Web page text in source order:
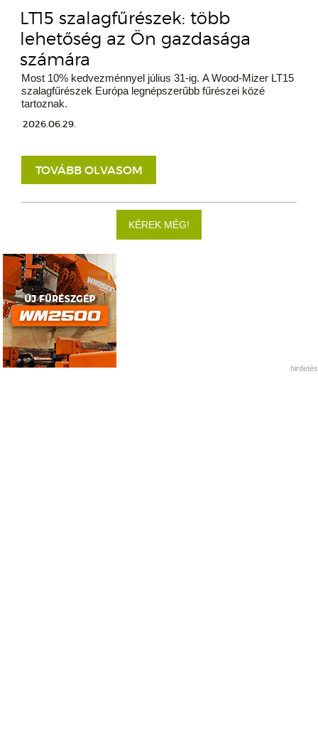
LT15 szalagfűrészek: több
lehetőség az Ön gazdasága
számára
Most 10% kedvezménnyel július 31-ig. A Wood-Mizer LT15
szalagfűrészek Európa legnépszerűbb fűrészei közé
tartoznak.
2026.06.29.
TOVÁBB OLVASOM
KÉREK MÉG!
hirdetés